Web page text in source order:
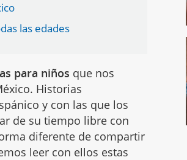
las edades
para niños que nos
Historias
y con las que los
de su tiempo libre con
diferente de compartir
leer con ellos estas